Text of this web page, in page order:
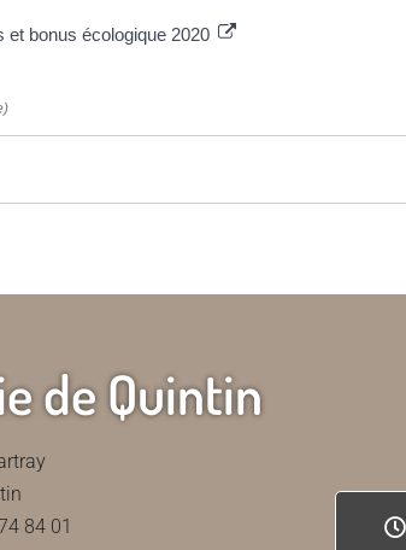
bonus écologique 2020
de Quintin
84 01